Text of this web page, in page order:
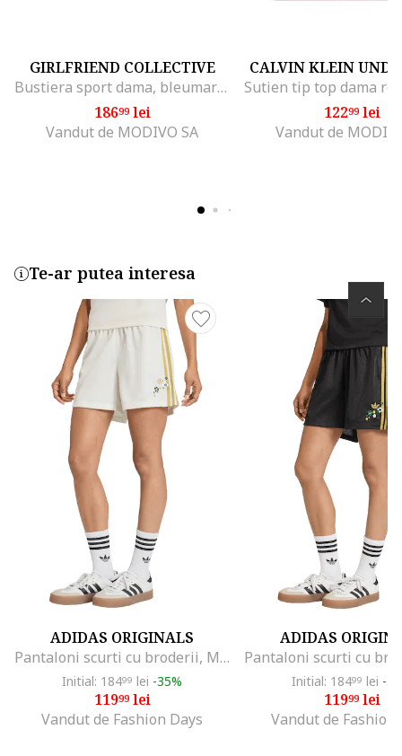
GIRLFRIEND COLLECTIVE
Bustiera sport dama, bleumarin, poliester reciclat, Bleumarin
18699lei
Vandut de MODIVO SA
CALVIN KLEIN
12299lei
Vandut de
Te-ar putea interesa
ADIDAS ORIGINALS
Pantaloni scurti cu broderii, Maro deschis/Alb murdar
Initial: 18499 lei -35%
11999lei
Vandut de Fashion Days
ADIDAS
Initial: 18499 lei -
11999lei
Vandut de Fashion